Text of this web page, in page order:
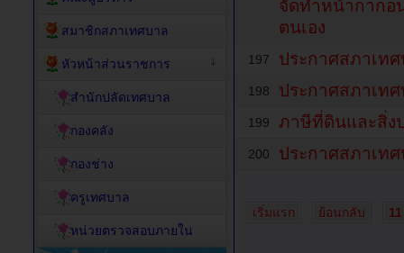
จัดทำหน้ากากอ
ตนเอง
197 ประกาศสภาเท
198 ประกาศสภาเท
199 ภาษีที่ดินและสิ่ง
200 ประกาศสภาเท
เริ่มแรก ย้อนกลับ 11
สมาชิกสภาเทศบาล
หัวหน้าส่วนราชการ
สำนักปลัดเทศบาล
กองคลัง
กองช่าง
ครูเทศบาล
หน่วยตรวจสอบภายใน